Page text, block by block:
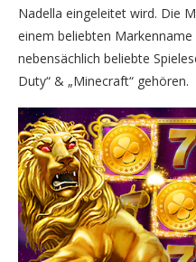
Nadella eingeleitet wird. Die
einem beliebten
nebensächlich beliebte
Duty“ & „Minecraft“ gehören.